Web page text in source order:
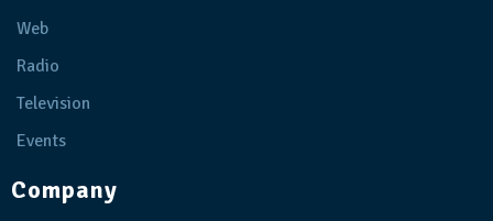
Web
Radio
Television
Events
Company